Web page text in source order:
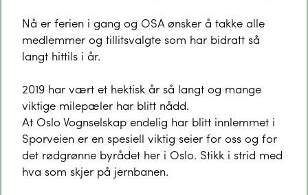
Nå er ferien i gang og OSA ønsker å takke alle
medlemmer og tillitsvalgte som har bidratt så
langt hittils i år.
2019 har vært et hektisk år så langt og mange
viktige milepæler har blitt nådd.
​At Oslo Vognselskap endelig har blitt innlemmet i
Sporveien er en spesiell viktig seier for oss og for
det rødgrønne byrådet her i Oslo. Stikk i strid med
hva som skjer på jernbanen.